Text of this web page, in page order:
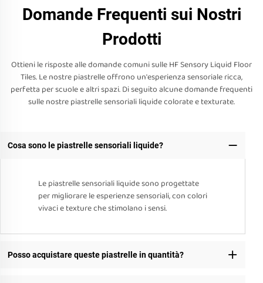
Domande Frequenti sui Nostri
Prodotti
Ottieni le risposte alle domande comuni sulle HF Sensory Liquid Floor
Tiles. Le nostre piastrelle offrono un'esperienza sensoriale ricca,
perfetta per scuole e altri spazi. Di seguito alcune domande frequenti
sulle nostre piastrelle sensoriali liquide colorate e texturate.
Cosa sono le piastrelle sensoriali liquide?
Le piastrelle sensoriali liquide sono progettate
per migliorare le esperienze sensoriali, con colori
vivaci e texture che stimolano i sensi.
Posso acquistare queste piastrelle in quantità?